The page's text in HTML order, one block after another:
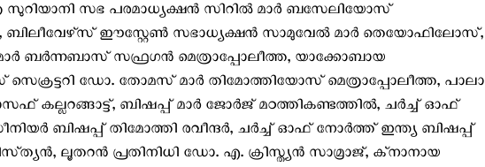
സുറിയാനി സഭ പരമാധ്യക്ഷൻ സിറിൽ മാർ ബസേലിയോസ്
ബിലീവേഴ്‌സ് ഈസ്റ്റേൺ സഭാധ്യക്ഷൻ സാമുവേൽ മാർ തെയോഫിലോസ്,
ബർന്നബാസ് സഫ്രഗൻ മെത്രാപ്പോലീത്ത, യാക്കോബായ
ഡോ. തോമസ് മാർ തിമോത്തിയോസ് മെത്രാപ്പോലീത്ത, പാലാ
കല്ലറങ്ങാട്ട്, ബിഷപ്പ് മാർ ജോർജ് മഠത്തികണ്ടത്തിൽ, ചർച്ച് ഓഫ്
ബിഷപ്പ് തിമോത്തി രവീന്ദർ, ചർച്ച് ഓഫ് നോർത്ത് ഇന്ത്യ ബിഷപ്പ്
ലൂതറൻ പ്രതിനിധി ഡോ. എ. ക്രിസ്ത്യൻ സാമ്രാജ്, ക്‌നാനായ